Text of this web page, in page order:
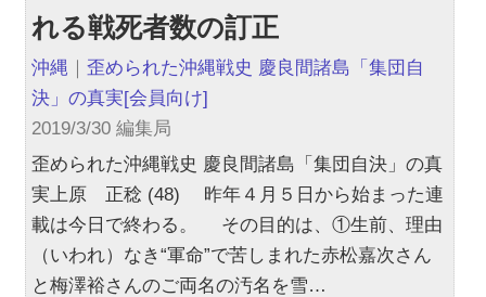
れる戦死者数の訂正
沖縄 ｜歪められた沖縄戦史 慶良間諸島「集団自
決」の真実[会員向け]
2019/3/30 編集局
歪められた沖縄戦史 慶良間諸島「集団自決」の真
実上原 正稔 (48) 昨年４月５日から始まった連
載は今日で終わる。 その目的は、①生前、理由
（いわれ）なき“軍命”で苦しまれた赤松嘉次さん
と梅澤裕さんのご両名の汚名を雪…